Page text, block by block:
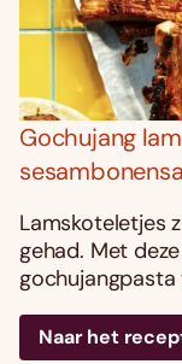
Gochujang
Lamskoteletjes
gehad. Met
gochujangpasta
Naar het